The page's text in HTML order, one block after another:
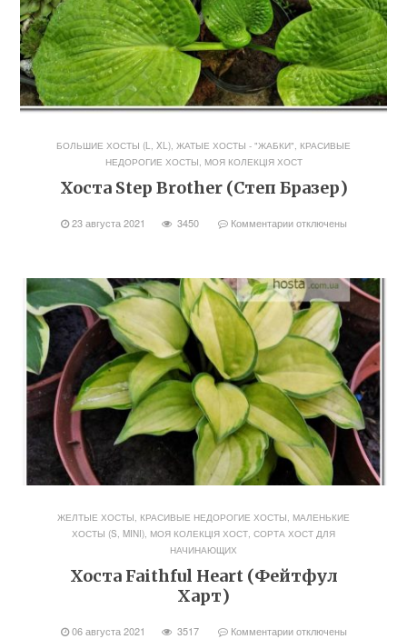
БОЛЬШИЕ ХОСТЫ (L, XL), ЖАТЫЕ ХОСТЫ - "ЖАБКИ", КРАСИВЫЕ
НЕДОРОГИЕ ХОСТЫ, МОЯ КОЛЕКЦІЯ ХОСТ
Хоста Step Brother (Степ Бразер)
23 августа 2021 3450 Комментарииотключены
ЖЕЛТЫЕ ХОСТЫ, КРАСИВЫЕ НЕДОРОГИЕ ХОСТЫ, МАЛЕНЬКИЕ
ХОСТЫ (S, MINI), МОЯ КОЛЕКЦІЯ ХОСТ, СОРТА ХОСТ ДЛЯ
НАЧИНАЮЩИХ
Хоста Faithful Heart (Фейтфул
Харт)
06 августа 2021 3517 Комментарииотключены